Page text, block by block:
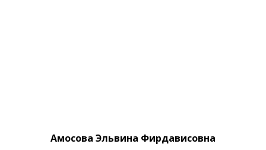
Амосова Эльвина Фирдависовна